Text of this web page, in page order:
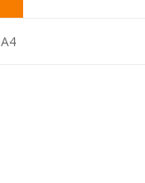
A4